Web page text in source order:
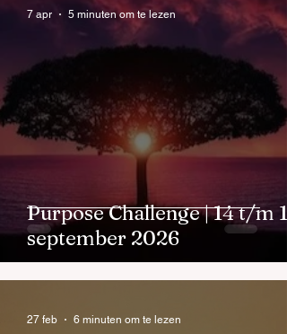
Purpose Challenge | 14 t/m 18
september 2026
7 apr 5 minuten om te lezen
27 feb 6 minuten om te lezen